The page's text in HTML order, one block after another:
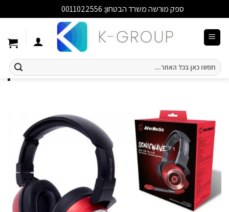
ספק מורשה משרד הבטחון: 0011022556
חיפוש
עבור: